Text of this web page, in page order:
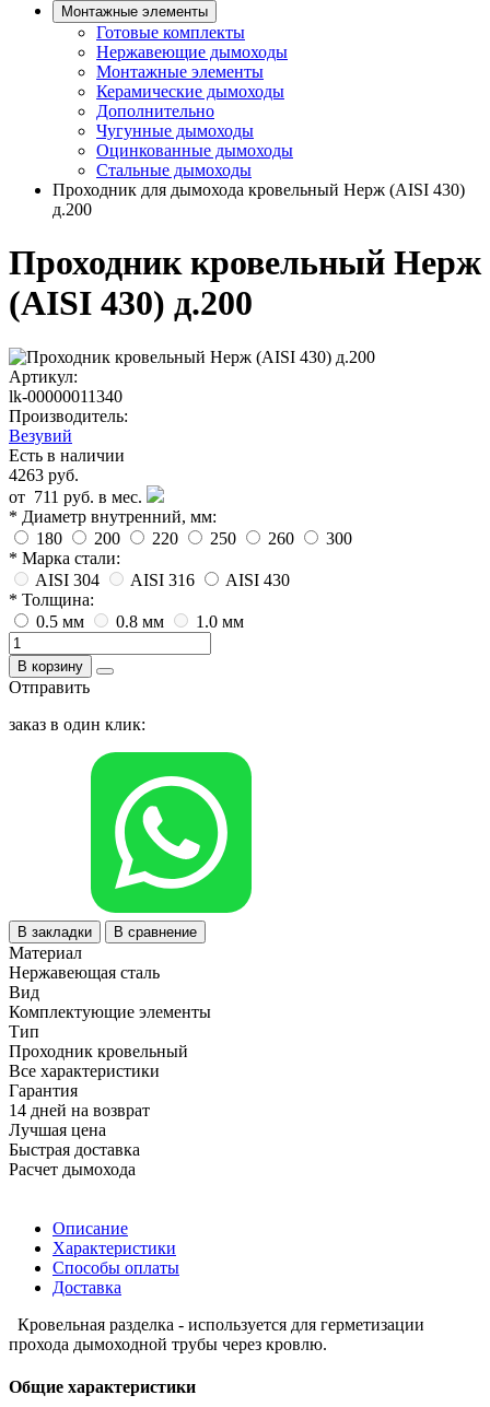
Монтажные элементы
Готовые комплекты
Нержавеющие дымоходы
Монтажные элементы
Керамические дымоходы
Дополнительно
Чугунные дымоходы
Оцинкованные дымоходы
Стальные дымоходы
Проходник для дымохода кровельный Нерж (AISI 430)
д.200
Проходник кровельный Нерж
(AISI 430) д.200
Артикул:
lk-00000011340
Производитель:
Везувий
Есть в наличии
4263 руб.
от 711 руб. в мес.
* Диаметр внутренний, мм:
180
200 220 250 260
300
* Марка стали:
AISI 304
AISI 316
AISI 430
* Толщина:
0.5 мм
0.8 мм 1.0 мм
В корзину
Отправить
заказ в один клик:
В закладки В сравнение
Материал
Нержавеющая сталь
Вид
Комплектующие элементы
Тип
Проходник кровельный
Все характеристики
Гарантия
14 дней на возврат
Лучшая цена
Быстрая доставка
Расчет дымохода
Описание
Характеристики
Способы оплаты
Доставка
Кровельная разделка - используется для герметизации
прохода дымоходной трубы через кровлю.
Общие характеристики